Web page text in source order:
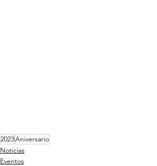
2023Aniversario
Noticias
Eventos